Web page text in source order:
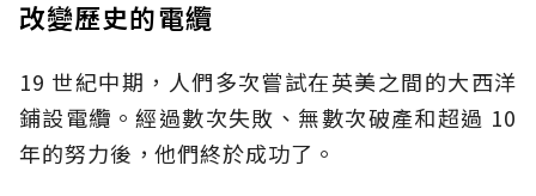
改變歷史的電纜
19 世紀中期，人們多次嘗試在英美之間的大西洋
鋪設電纜。經過數次失敗、無數次破產和超過 10
年的努力後，他們終於成功了。